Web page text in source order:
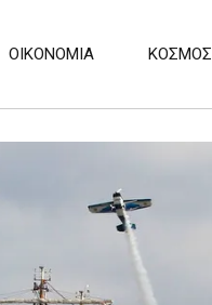
ΟΙΚΟΝΟΜΙΑ ΚΟΣΜΟΣ